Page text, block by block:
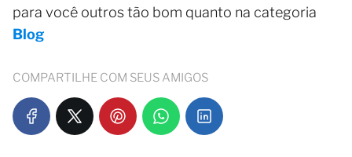
para você outros tão bom quanto na categoria
Blog
COMPARTILHE COM SEUS AMIGOS